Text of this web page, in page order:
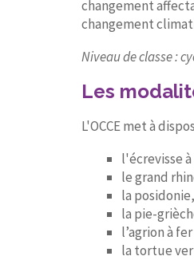
changement
changement
Niveau de classe :
Les
L'OCCE met à
l'écrevisse
le grand
la posidonie,
la pie-
l’agrion à
la tortue